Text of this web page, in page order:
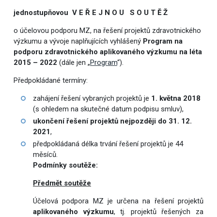
jednostupňovou V E Ř E J N O U S O U T Ě Ž
o účelovou podporu MZ, na řešení projektů zdravotnického
výzkumu a vývoje naplňujících vyhlášený Program na
podporu zdravotnického aplikovaného výzkumu na léta
2015 – 2022 (dále jen „Program“).
Předpokládané termíny:
zahájení řešení vybraných projektů je 1. května 2018
(s ohledem na skutečné datum podpisu smluv),
ukončení řešení projektů nejpozději do 31. 12.
2021,
předpokládaná délka trvání řešení projektů je 44
měsíců.
Podmínky soutěže:
Předmět soutěže
Účelová podpora MZ je určena na řešení projektů
aplikovaného výzkumu, tj. projektů řešených za